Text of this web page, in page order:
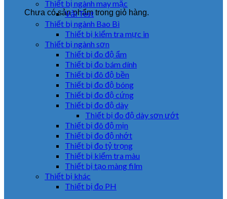
Chưa có sản phẩm trong giỏ hàng.
Thiết bị ngành may mặc
Vải Test
Thiết bị ngành Bao Bì
Thiết bị kiểm tra mực in
Thiết bị ngành sơn
Thiết bị đo độ ẩm
Thiết bị đo bám dính
Thiết bị đô độ bền
Thiết bị đo độ bóng
Thiết bị đo độ cứng
Thiết bị đo độ dày
Thiết bị đo độ dày sơn ướt
Thiết bị đô độ mịn
Thiết bị đo độ nhớt
Thiết bị đo tỷ trọng
Thiết bị kiểm tra màu
Thiết bị tạo màng film
Thiết bị khác
Thiết bị đo PH